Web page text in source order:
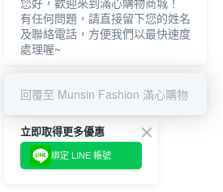
立即取得更多優惠
綁定 LINE 帳號
有任何問題，請直接留下您的姓名
及聯絡電話，方便我們以最快速度
處理喔~
回覆至 Munsin Fashion 滿心購物